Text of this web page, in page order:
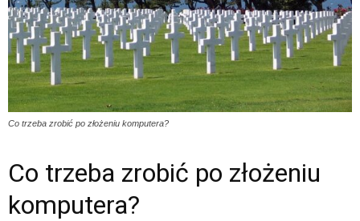
Co trzeba zrobić po złożeniu komputera?
Co trzeba zrobić po złożeniu
komputera?